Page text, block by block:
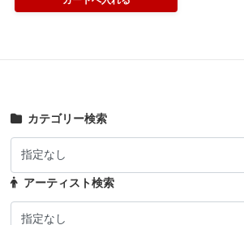
カテゴリー検索
アーティスト検索